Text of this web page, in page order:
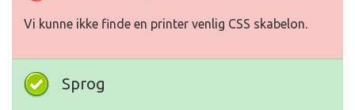
Vi kunne ikke finde en printer venlig CSS skabelon.
Sprog